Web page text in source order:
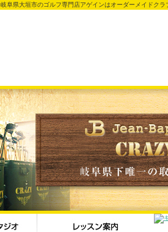
岐阜県大垣市のゴルフ専門店アゲインはオーダーメイドクラ